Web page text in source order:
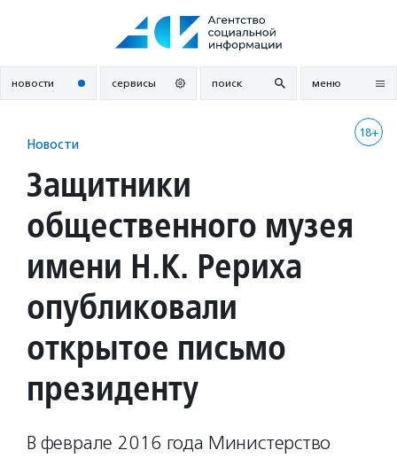
новости сервисы поиск меню
18+
Новости
Защитники
общественного музея
имени Н.К. Рериха
опубликовали
открытое письмо
президенту
В феврале 2016 года Министерство